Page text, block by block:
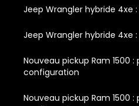
Jeep Wrangler hybride 4xe
Jeep Wrangler hybride 4xe
Nouveau pickup Ram 1500
configuration
Nouveau pickup Ram 1500